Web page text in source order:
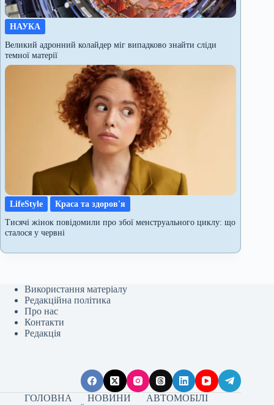
НАУКА
Великий адронний колайдер міг випадково знайти сліди
темної матерії
LifeStyle
Краса та здоров'я
Тисячі жінок повідомили про збої менструального циклу: що
сталося у червні
Використання матеріалу
Редакційна політика
Про нас
Контакти
Редакція
ГОЛОВНА НОВИНИ
АВТОМОБІЛІ